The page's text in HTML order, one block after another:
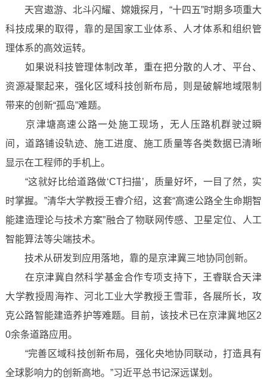
天宫遨游、北斗闪耀、嫦娥探月，“十四五”时期多项重大
科技成果的取得，靠的是国家工业体系、人才体系和组织管
理体系的高效运转。
如果说科技管理体制改革，重在把分散的人才、平台、
资源凝聚起来，强化区域科技创新布局，则是破解地域限制
带来的创新“孤岛”难题。
京津塘高速公路一处施工现场，无人压路机群驶过瞬
间，道路铺设轨迹、施工进度、施工质量等各类数据已清晰
显示在工程师的手机上。
“这就好比给道路做‘CT扫描’，质量好坏，一目了然，实
时掌握。”清华大学教授王睿介绍，这套“高速公路全生命期智
能建造理论与技术方案”融合了物联网传感、卫星定位、人工
智能算法等尖端技术。
技术从研发到应用落地，靠的是京津冀三地协同创新。
在京津冀自然科学基金合作专项支持下，王睿联合天津
大学教授周海祚、河北工业大学教授王雪菲，各展所长，攻
克公路智能建造养护等难题。目前，该技术已在京津冀地区2
0余条道路应用。
“完善区域科技创新布局，强化央地协同联动，打造具有
全球影响力的创新高地。”习近平总书记深远谋划。